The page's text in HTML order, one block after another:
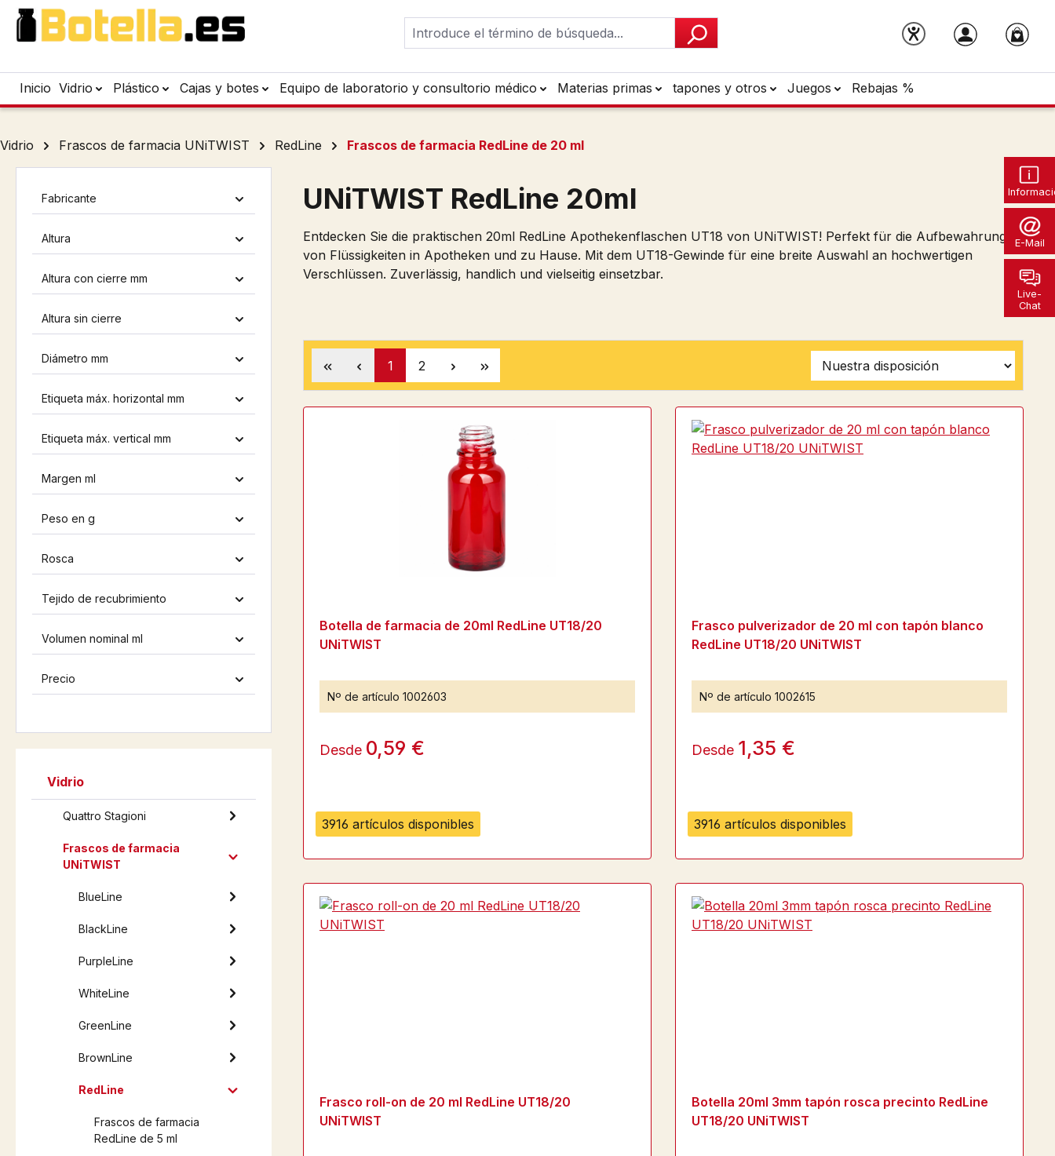
al contenido principal
Saltar a la búsqueda
Saltar a la navegación principal
E-Mail
Live-
Chat
Inicio Vidrio Plástico Cajas y botes Equipo de laboratorio y consultorio médico Materias primas tapones y otros Juegos Rebajas %
Vidrio Frascos de farmacia UNiTWIST RedLine Frascos de farmacia RedLine de 20 ml
Fabricante
Altura
Altura con cierre mm
Altura sin cierre
Diámetro mm
Etiqueta máx. horizontal mm
Etiqueta máx. vertical mm
Margen ml
Peso en g
Rosca
Tejido de recubrimiento
Volumen nominal ml
Precio
Vidrio
Quattro Stagioni
Frascos de farmacia
UNiTWIST
BlueLine
BlackLine
PurpleLine
WhiteLine
GreenLine
BrownLine
RedLine
Frascos de farmacia
RedLine de 5 ml
UNiTWIST RedLine 20ml
Entdecken Sie die praktischen 20ml RedLine Apothekenflaschen UT18 von UNiTWIST! Perfekt für die Aufbewahrung
von Flüssigkeiten in Apotheken und zu Hause. Mit dem UT18-Gewinde für eine breite Auswahl an hochwertigen
Verschlüssen. Zuverlässig, handlich und vielseitig einsetzbar.
Página
1 Página
2
3916 artículos disponibles
Botella de farmacia de 20ml RedLine UT18/20
UNiTWIST
Nº de artículo 1002603
Desde 0,59 €
3916 artículos disponibles
Frasco pulverizador de 20 ml con tapón blanco
RedLine UT18/20 UNiTWIST
Nº de artículo 1002615
Desde 1,35 €
Frasco roll-on de 20 ml RedLine UT18/20
UNiTWIST
Botella 20ml 3mm tapón rosca precinto RedLine
UT18/20 UNiTWIST